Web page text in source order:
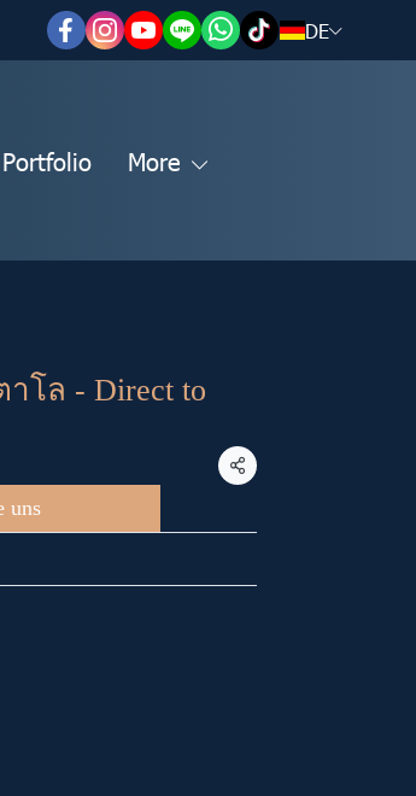
DE
Portfolio More
โล - Direct to
Teilen
uns